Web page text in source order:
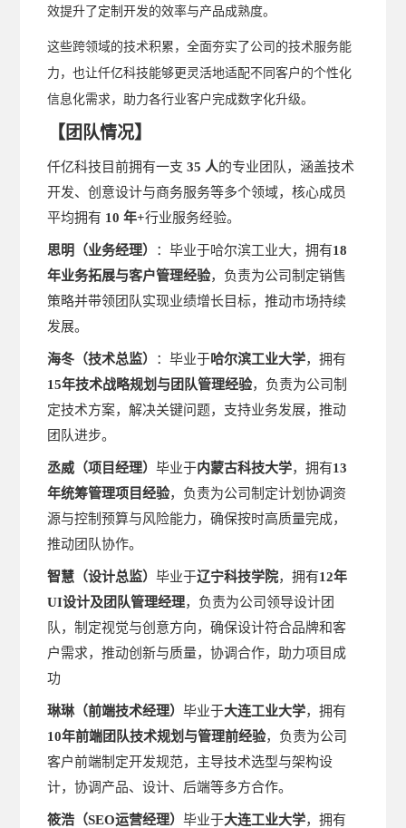
效提升了定制开发的效率与产品成熟度。
这些跨领域的技术积累，全面夯实了公司的技术服务能
力，也让仟亿科技能够更灵活地适配不同客户的个性化
信息化需求，助力各行业客户完成数字化升级。
【 团队情况】
仟亿科技目前拥有一支 35 人的专业团队，涵盖技术
开发、创意设计与商务服务等多个领域，核心成员
平均拥有 10 年+行业服务经验。
思明 （业务经理） ：毕业于哈尔滨工业大，拥有18
年业务拓展与客户管理经验，负责为公司制定销售
策略并带领团队实现业绩增长目标，推动市场持续
发展。
海冬 （技术总监） ：毕业于哈尔滨工业大学，拥有
15年技术战略规划与团队管理经验，负责为公司制
定技术方案，解决关键问题，支持业务发展，推动
团队进步。
丞威 （项目经理）毕业于内蒙古科技大学，拥有13
年统筹管理项目经验，负责为公司制定计划协调资
源与控制预算与风险能力，确保按时高质量完成，
推动团队协作。
智慧（设计总监）毕业于辽宁科技学院，拥有12年
UI设计及团队管理经理，负责为公司领导设计团
队，制定视觉与创意方向，确保设计符合品牌和客
户需求，推动创新与质量，协调合作，助力项目成
功
琳琳（前端技术经理）毕业于大连工业大学，拥有
10年前端团队技术规划与管理前经验，负责为公司
客户前端制定开发规范，主导技术选型与架构设
计，协调产品、设计、后端等多方合作。
筱浩 （SEO运营经理）毕业于大连工业大学，拥有